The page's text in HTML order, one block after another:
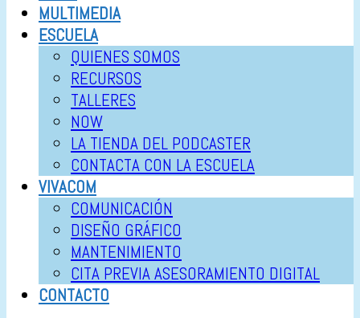
MULTIMEDIA
ESCUELA
QUIENES SOMOS
RECURSOS
TALLERES
NOW
LA TIENDA DEL PODCASTER
CONTACTA CON LA ESCUELA
VIVACOM
COMUNICACIÓN
DISEÑO GRÁFICO
MANTENIMIENTO
CITA PREVIA ASESORAMIENTO DIGITAL
CONTACTO